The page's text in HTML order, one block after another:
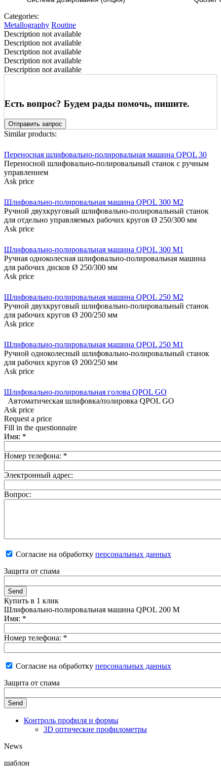
Categories:
Metallography Routine
Description not available
Description not available
Description not available
Description not available
Description not available
Есть вопрос? Будем рады помочь, пишите.
Отправить запрос
Similar products:
Переносная шлифовально-полировальная машина QPOL 30
Переносной шлифовально-полировальный станок с ручным
управлением
Ask price
Шлифовально-полировальная машина QPOL 300 M2
Ручной двухкруговый шлифовально-полировальный станок
для отдельно управляемых рабочих кругов Ø 250/300 мм
Ask price
Шлифовально-полировальная машина QPOL 300 M1
Ручная одноколесная шлифовально-полировальная машина
для рабочих дисков Ø 250/300 мм
Ask price
Шлифовально-полировальная машина QPOL 250 M2
Ручной двухкруговый шлифовально-полировальный станок
для рабочих кругов Ø 200/250 мм
Ask price
Шлифовально-полировальная машина QPOL 250 M1
Ручной одноколесный шлифовально-полировальный станок
для рабочих кругов Ø 200/250 мм
Ask price
Шлифовально-полировальная голова QPOL GO
Автоматическая шлифовка/полировка QPOL GO
Ask price
Request a price
Fill in the questionnaire
Имя: *
Номер телефона: *
Электронный адрес:
Вопрос:
Согласие на обработку персональных данных
Защита от спама
Купить в 1 клик
Шлифовально-полировальная машина QPOL 200 M
Имя: *
Номер телефона: *
Согласие на обработку персональных данных
Защита от спама
Контроль профиля и формы
3D оптические профилометры
News
шаблон